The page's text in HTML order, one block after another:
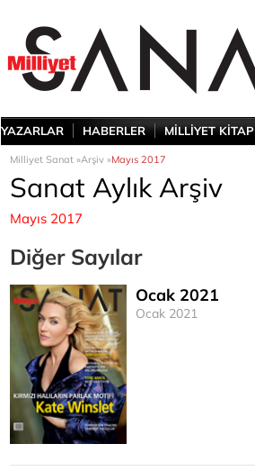
YAZARLAR HABERLER MİLLİYET KİTAP
Milliyet Sanat »Arşiv »Mayıs 2017
Sanat Aylık Arşiv
Mayıs 2017
Diğer Sayılar
Ocak 2021
Ocak 2021